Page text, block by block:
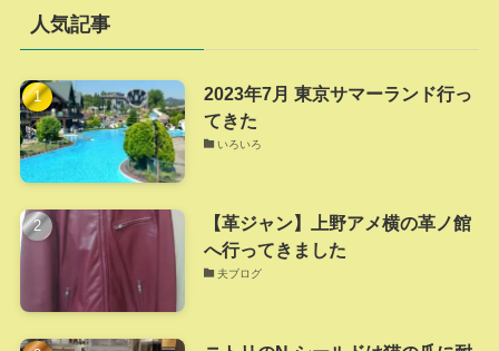
ー
人気記事
2023年7月 東京サマーランド行っ
てきた
いろいろ
【革ジャン】上野アメ横の革ノ館
へ行ってきました
夫ブログ